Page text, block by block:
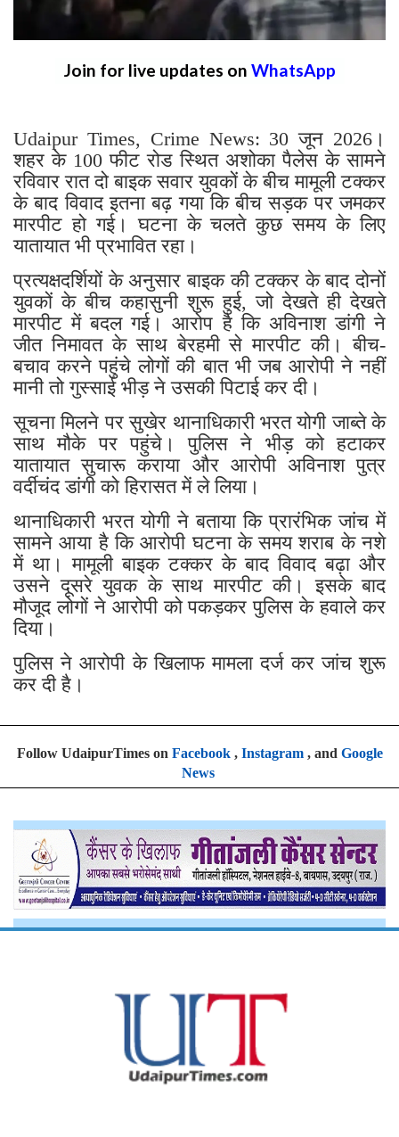
Join for live updates on WhatsApp
Udaipur Times, Crime News: 30 जून 2026।
शहर के 100 फीट रोड स्थित अशोका पैलेस के सामने
रविवार रात दो बाइक सवार युवकों के बीच मामूली टक्कर
के बाद विवाद इतना बढ़ गया कि बीच सड़क पर जमकर
मारपीट हो गई। घटना के चलते कुछ समय के लिए
यातायात भी प्रभावित रहा।
प्रत्यक्षदर्शियों के अनुसार बाइक की टक्कर के बाद दोनों
युवकों के बीच कहासुनी शुरू हुई, जो देखते ही देखते
मारपीट में बदल गई। आरोप है कि अविनाश डांगी ने
जीत निमावत के साथ बेरहमी से मारपीट की। बीच-
बचाव करने पहुंचे लोगों की बात भी जब आरोपी ने नहीं
मानी तो गुस्साई भीड़ ने उसकी पिटाई कर दी।
सूचना मिलने पर सुखेर थानाधिकारी भरत योगी जाब्ते के
साथ मौके पर पहुंचे। पुलिस ने भीड़ को हटाकर
यातायात सुचारू कराया और आरोपी अविनाश पुत्र
वर्दीचंद डांगी को हिरासत में ले लिया।
थानाधिकारी भरत योगी ने बताया कि प्रारंभिक जांच में
सामने आया है कि आरोपी घटना के समय शराब के नशे
में था। मामूली बाइक टक्कर के बाद विवाद बढ़ा और
उसने दूसरे युवक के साथ मारपीट की। इसके बाद
मौजूद लोगों ने आरोपी को पकड़कर पुलिस के हवाले कर
दिया।
पुलिस ने आरोपी के खिलाफ मामला दर्ज कर जांच शुरू
कर दी है।
Follow UdaipurTimes on Facebook, Instagram, and Google
News